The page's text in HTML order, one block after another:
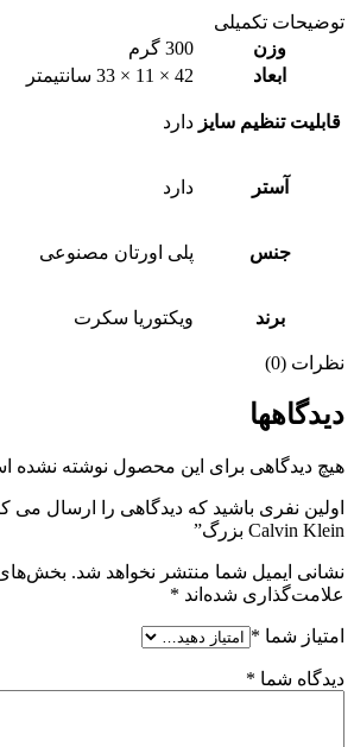
توضیحات تکمیلی
وزن
300 گرم
ابعاد
42 × 11 × 33 سانتیمتر
قابلیت تنظیم سایز دارد
آستر دارد
جنس پلی اورتان مصنوعی
برند ویکتوریا سکرت
نظرات (0)
دیدگاهها
هیچ دیدگاهی برای این محصول نوشته نشده
اولین نفری باشید که دیدگاهی را ارسال
Calvin Klein بزرگ”
نشانی ایمیل شما منتشر نخواهد شد. بخش‌های
علامت‌گذاری شده‌اند *
امتیاز شما *
دیدگاه شما *